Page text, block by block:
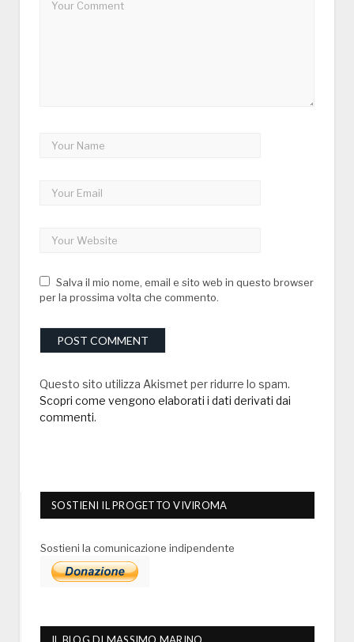
Salva il mio nome, email e sito web in questo browser
per la prossima volta che commento.
Questo sito utilizza Akismet per ridurre lo spam.
Scopri come vengono elaborati i dati derivati dai
commenti.
SOSTIENI IL PROGETTO VIVIROMA
Sostieni la comunicazione indipendente